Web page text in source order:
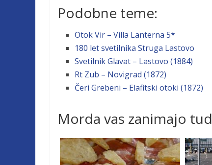
Podobne teme:
Otok Vir – Villa Lanterna 5*
180 let svetilnika Struga Lastovo
Svetilnik Glavat – Lastovo (1884)
Rt Zub – Novigrad (1872)
Čeri Grebeni – Elafitski otoki (1872)
Morda vas zanimajo